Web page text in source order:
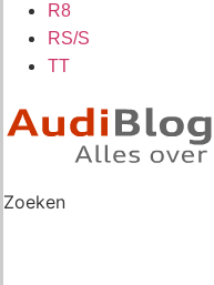
R8
RS/S
TT
Zoeken